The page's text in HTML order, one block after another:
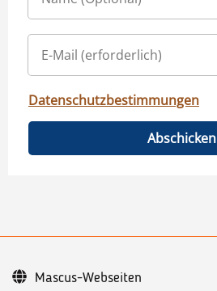
Datenschutzbestimmungen
Abschicken
Mascus-Webseiten